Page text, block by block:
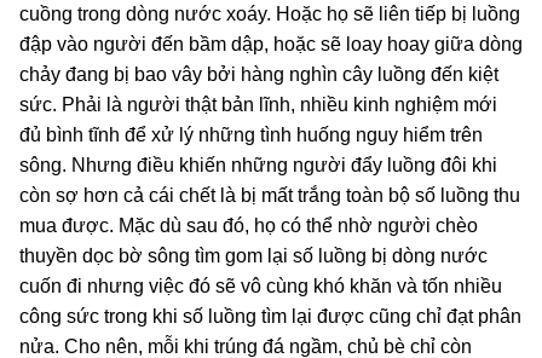
cuồng trong dòng nước xoáy. Hoặc họ sẽ liên tiếp bị luồng
đập vào người đến bầm dập, hoặc sẽ loay hoay giữa dòng
chảy đang bị bao vây bởi hàng nghìn cây luồng đến kiệt
sức. Phải là người thật bản lĩnh, nhiều kinh nghiệm mới
đủ bình tĩnh để xử lý những tình huống nguy hiểm trên
sông. Nhưng điều khiến những người đẩy luồng đôi khi
còn sợ hơn cả cái chết là bị mất trắng toàn bộ số luồng thu
mua được. Mặc dù sau đó, họ có thể nhờ người chèo
thuyền dọc bờ sông tìm gom lại số luồng bị dòng nước
cuốn đi nhưng việc đó sẽ vô cùng khó khăn và tốn nhiều
công sức trong khi số luồng tìm lại được cũng chỉ đạt phân
nửa. Cho nên, mỗi khi trúng đá ngầm, chủ bè chỉ còn